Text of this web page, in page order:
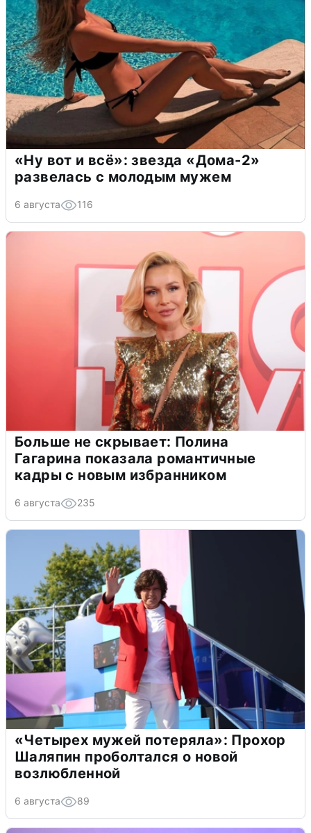
«Ну вот и всё»: звезда «Дома-2»
развелась с молодым мужем
6 августа 116
Больше не скрывает: Полина
Гагарина показала романтичные
кадры с новым избранником
6 августа 235
«Четырех мужей потеряла»: Прохор
Шаляпин проболтался о новой
возлюбленной
6 августа 89